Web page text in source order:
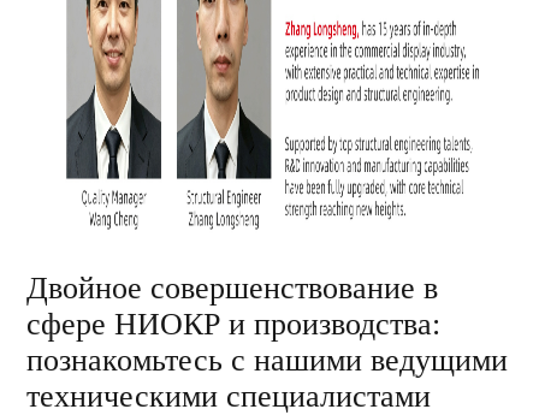
Двойное совершенствование в
сфере НИОКР и производства:
познакомьтесь с нашими ведущими
техническими специалистами